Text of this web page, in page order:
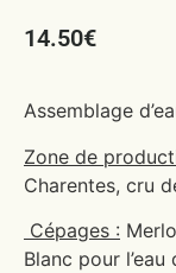
14.50€
Assemblage
Zone de
Charentes, cru
Cépages :
Blanc pour l’eau